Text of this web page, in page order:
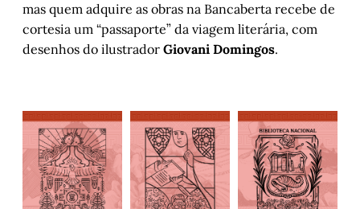
mas quem adquire as obras na Bancaberta recebe de
cortesia um “passaporte” da viagem literária, com
desenhos do ilustrador Giovani Domingos.